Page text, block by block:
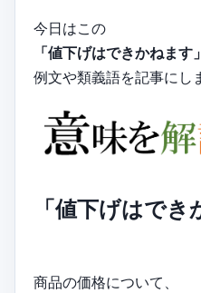
今日はこの
「値下げはできかねます
例文や類義語を記事にし
「値下げはで
商品の価格について、